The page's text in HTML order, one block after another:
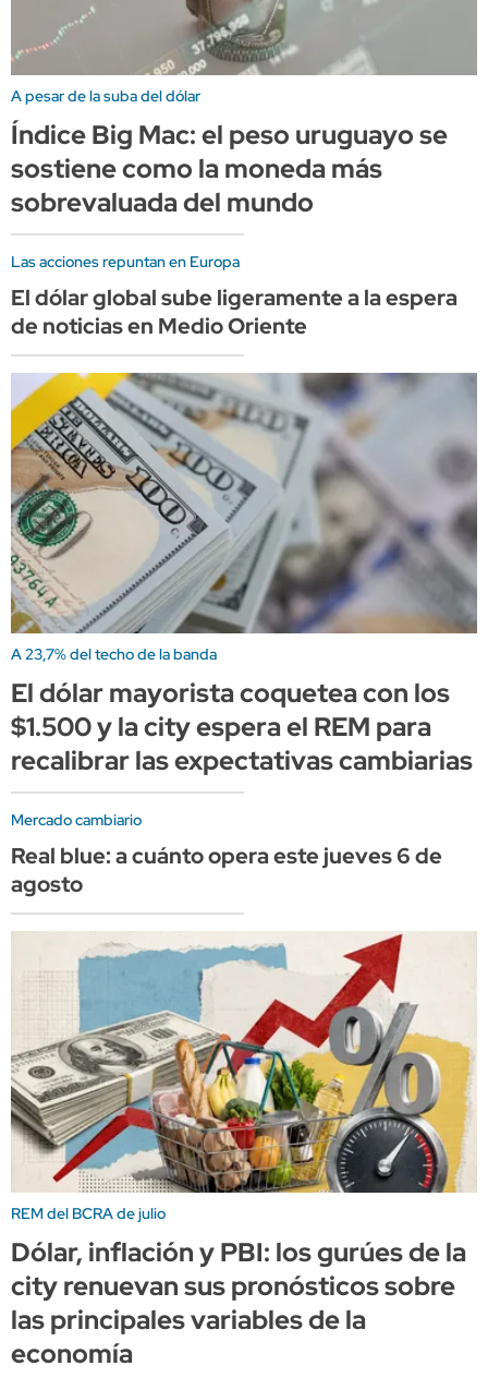
A pesar de la suba del dólar
Índice Big Mac: el peso uruguayo se
sostiene como la moneda más
sobrevaluada del mundo
Las acciones repuntan en Europa
El dólar global sube ligeramente a la espera
de noticias en Medio Oriente
A 23,7% del techo de la banda
El dólar mayorista coquetea con los
$1.500 y la city espera el REM para
recalibrar las expectativas cambiarias
Mercado cambiario
Real blue: a cuánto opera este jueves 6 de
agosto
REM del BCRA de julio
Dólar, inflación y PBI: los gurúes de la
city renuevan sus pronósticos sobre
las principales variables de la
economía